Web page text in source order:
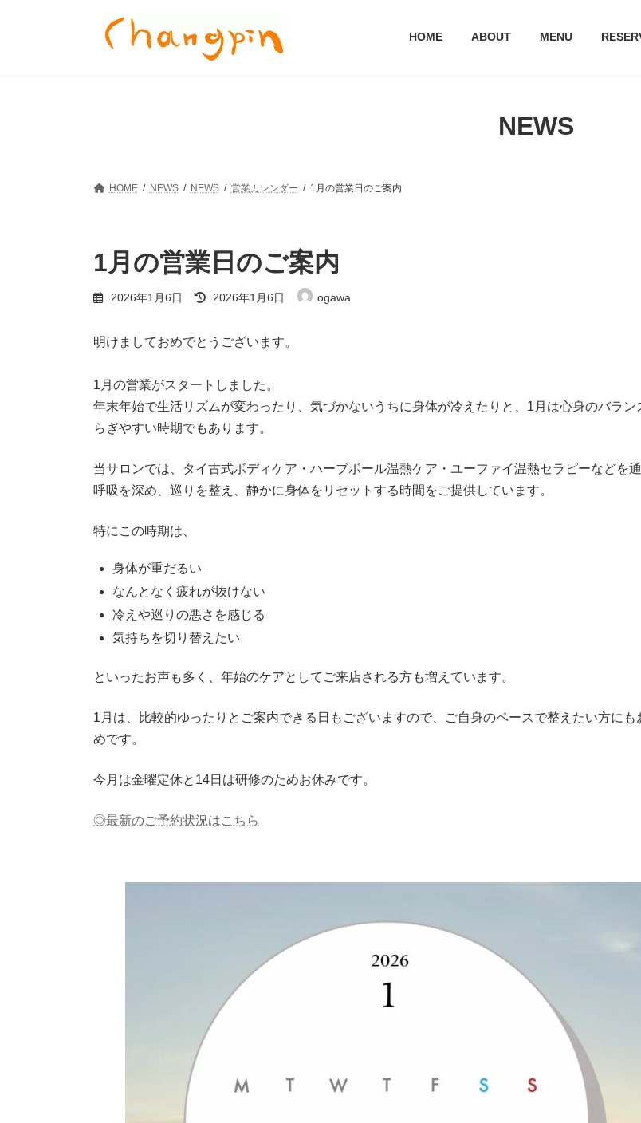
HOME ABOUT MENU
NEWS
HOME NEWS NEWS 営業カレンダー 1月の営業日のご案内
1月の営業日のご案内
2026年1月6日
最
終
新
日
2026年1月6日 ogawa
明けましておめでとうございます。
1月の営業がスタートしました。
年末年始で生活リズムが変わったり、気づかないうちに身体が冷えたりと、1月は心身のバラン
らぎやすい時期でもあります。
当サロンでは、タイ古式ボディケア・ハーブボール温熱ケア・ユーファイ温熱セラピーなどを通
呼吸を深め、巡りを整え、静かに身体をリセットする時間をご提供しています。
特にこの時期は、
身体が重だるい
なんとなく疲れが抜けない
冷えや巡りの悪さを感じる
気持ちを切り替えたい
といったお声も多く、年始のケアとしてご来店される方も増えています。
1月は、比較的ゆったりとご案内できる日もございますので、ご自身のペースで整えたい方にも
めです。
今月は金曜定休と14日は研修のためお休みです。
◎最新のご予約状況はこちら